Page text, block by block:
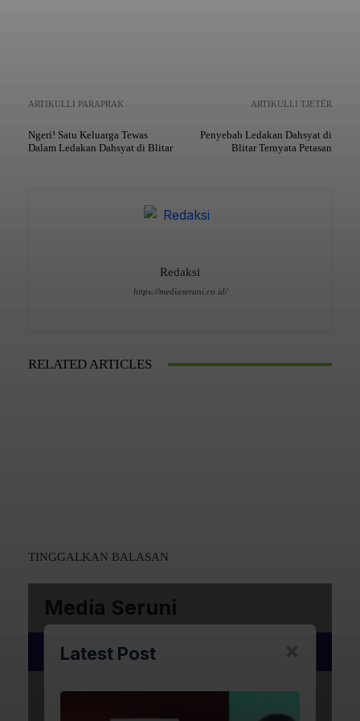
ARTIKULLI PARAPRAK
Ngeri! Satu Keluarga Tewas
Dalam Ledakan Dahsyat di Blitar
ARTIKULLI TJETËR
Penyebab Ledakan Dahsyat di
Blitar Ternyata Petasan
Redaksi
https://mediaseruni.co.id/
RELATED ARTICLES
TINGGALKAN BALASAN